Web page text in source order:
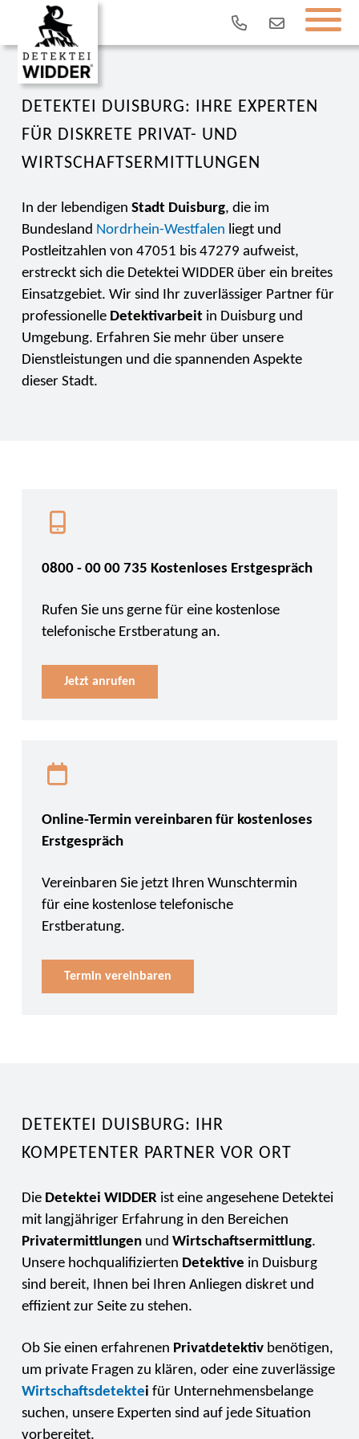
DETEKTEI DUISBURG: IHRE EXPERTEN
FÜR DISKRETE PRIVAT- UND
WIRTSCHAFTSERMITTLUNGEN
In der lebendigen Stadt Duisburg, die im
Bundesland Nordrhein-Westfalen liegt und
Postleitzahlen von 47051 bis 47279 aufweist,
erstreckt sich die Detektei WIDDER über ein breites
Einsatzgebiet. Wir sind Ihr zuverlässiger Partner für
professionelle Detektivarbeit in Duisburg und
Umgebung. Erfahren Sie mehr über unsere
Dienstleistungen und die spannenden Aspekte
dieser Stadt.
0800 - 00 00 735 Kostenloses Erstgespräch
Rufen Sie uns gerne für eine kostenlose
telefonische Erstberatung an.
Jetzt anrufen
Online-Termin vereinbaren für kostenloses
Erstgespräch
Vereinbaren Sie jetzt Ihren Wunschtermin
für eine kostenlose telefonische
Erstberatung.
Termin vereinbaren
DETEKTEI DUISBURG: IHR
KOMPETENTER PARTNER VOR ORT
Die Detektei WIDDERist eine angesehene Detektei
mit langjähriger Erfahrung in den Bereichen
Privatermittlungenund Wirtschaftsermittlung.
Unsere hochqualifizierten Detektive in Duisburg
sind bereit, Ihnen bei Ihren Anliegen diskret und
effizient zur Seite zu stehen.
Ob Sie einen erfahrenen Privatdetektivbenötigen,
um private Fragen zu klären, oder eine zuverlässige
Wirtschaftsdetektei für Unternehmensbelange
suchen, unsere Experten sind auf jede Situation
vorbereitet.